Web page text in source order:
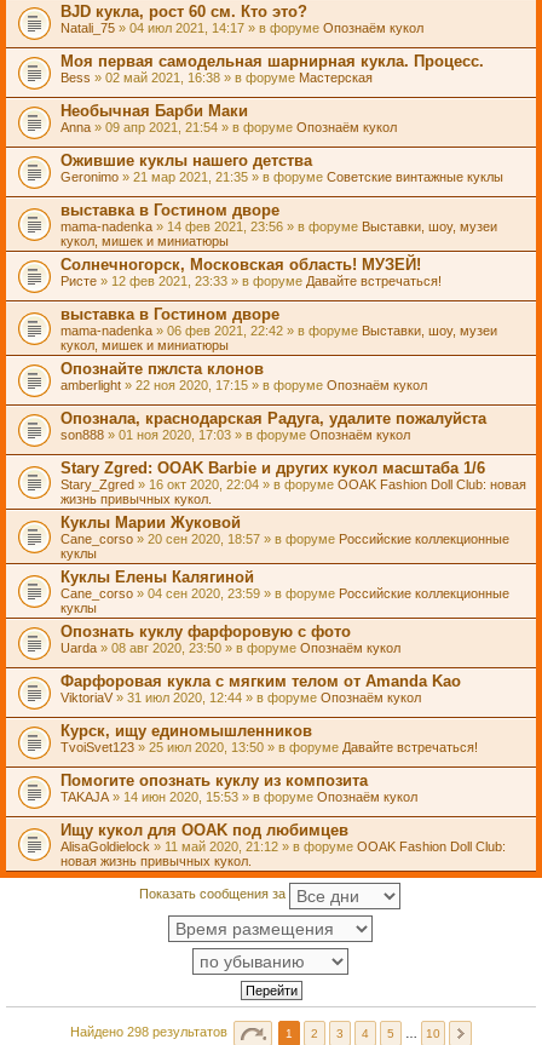
BJD кукла, рост 60 см. Кто это?
Natali_75 » 04 июл 2021, 14:17 » в форуме Опознаём кукол
Моя первая самодельная шарнирная кукла. Процесс.
Bess » 02 май 2021, 16:38 » в форуме Мастерская
Необычная Барби Маки
Anna » 09 апр 2021, 21:54 » в форуме Опознаём кукол
Ожившие куклы нашего детства
Geronimo » 21 мар 2021, 21:35 » в форуме Советские винтажные куклы
выставка в Гостином дворе
mama-nadenka » 14 фев 2021, 23:56 » в форуме Выставки, шоу, музеи
кукол, мишек и миниатюры
Солнечногорск, Московская область! МУЗЕЙ!
Ристе » 12 фев 2021, 23:33 » в форуме Давайте встречаться!
выставка в Гостином дворе
mama-nadenka » 06 фев 2021, 22:42 » в форуме Выставки, шоу, музеи
кукол, мишек и миниатюры
Опознайте пжлста клонов
amberlight » 22 ноя 2020, 17:15 » в форуме Опознаём кукол
Опознала, краснодарская Радуга, удалите пожалуйста
son888 » 01 ноя 2020, 17:03 » в форуме Опознаём кукол
Stary Zgred: OOAK Barbie и других кукол масштаба 1/6
Stary_Zgred » 16 окт 2020, 22:04 » в форуме OOAK Fashion Doll Club: новая
жизнь привычных кукол.
Куклы Марии Жуковой
Cane_corso » 20 сен 2020, 18:57 » в форуме Российские коллекционные
куклы
Куклы Елены Калягиной
Cane_corso » 04 сен 2020, 23:59 » в форуме Российские коллекционные
куклы
Опознать куклу фарфоровую с фото
Uarda » 08 авг 2020, 23:50 » в форуме Опознаём кукол
Фарфоровая кукла с мягким телом от Amanda Kao
ViktoriaV» 31 июл 2020, 12:44 » в форуме Опознаём кукол
Курск, ищу единомышленников
TvoiSvet123 » 25 июл 2020, 13:50 » в форуме Давайте встречаться!
Помогите опознать куклу из композита
TAKAJA » 14 июн 2020, 15:53 » в форуме Опознаём кукол
Ищу кукол для OOAK под любимцев
AlisaGoldielock » 11 май 2020, 21:12 » в форуме OOAK Fashion Doll Club:
новая жизнь привычных кукол.
Показать сообщения за
Найдено 298 результатов 1 2 3 4 5 10